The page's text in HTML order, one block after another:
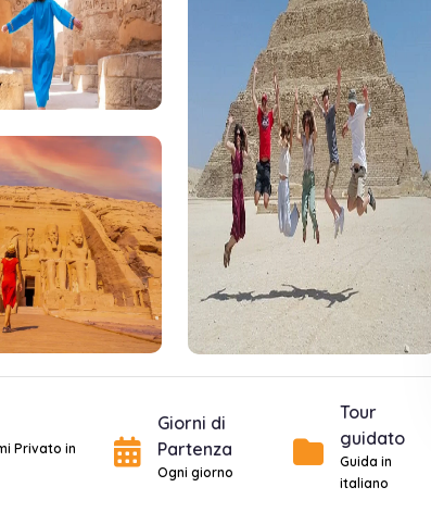
Privato in
Giorni di
Partenza
Ogni giorno
Tour
guidato
Guida in
italiano